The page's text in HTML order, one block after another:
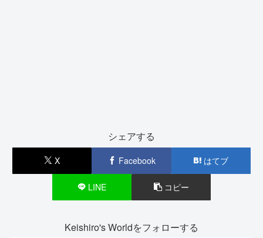
シェアする
X Facebook はてブ
LINE コピー
Keishiro's Worldをフォローする